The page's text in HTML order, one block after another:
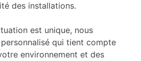
des installations.
est unique, nous
qui tient compte
environnement et des